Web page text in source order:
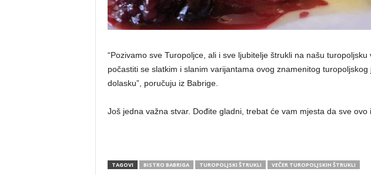
“Pozivamo sve Turopoljce, ali i sve ljubitelje štrukli na našu
počastiti se slatkim i slanim varijantama ovog znamenitog turopoljskog
dolasku”, poručuju iz Babrige.
Još jedna važna stvar. Dođite gladni, trebat će vam mjesta da sve ovo
TAGOVI BISTRO BABRIGA TUROPOLJSKI ŠTRUKLI VEČER TUROPOLJSKIH ŠTRUKLI